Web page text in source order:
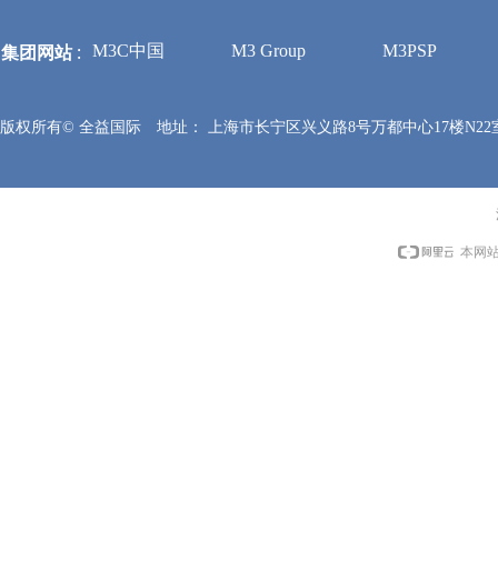
版权所有© 全益国际 地址： 上海市长宁区兴义路8号万都中心17楼N22
集团网站: M3C中国 M3 Group M3PSP
本网